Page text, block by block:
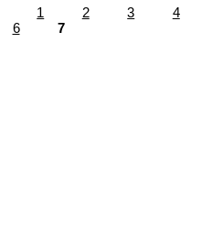
1 2 3
4
6
7